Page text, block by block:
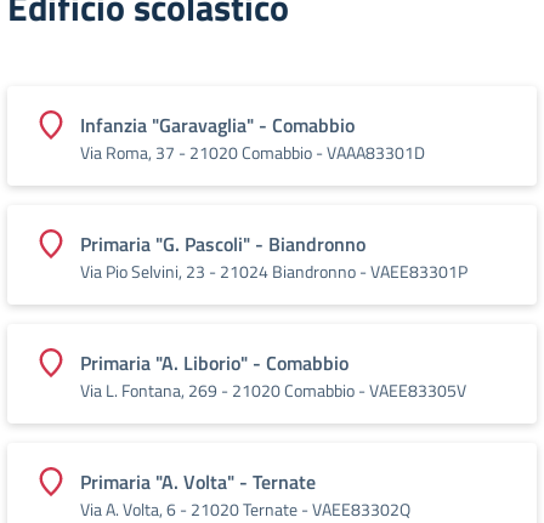
Infanzia "Garavaglia" - Comabbio
Via Roma, 37 - 21020 Comabbio - VAAA83301D
Primaria "G. Pascoli" - Biandronno
Via Pio Selvini, 23 - 21024 Biandronno - VAEE83301P
Primaria "A. Liborio" - Comabbio
Via L. Fontana, 269 - 21020 Comabbio - VAEE83305V
Primaria "A. Volta" - Ternate
Via A. Volta, 6 - 21020 Ternate - VAEE83302Q